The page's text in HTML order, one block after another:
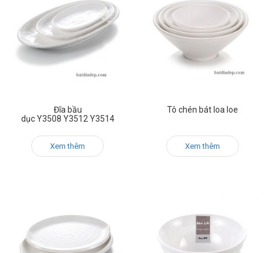
Đĩa bầu
dục Y3508 Y3512 Y3514
Xem thêm
Tô chén bát loa loe
Xem thêm